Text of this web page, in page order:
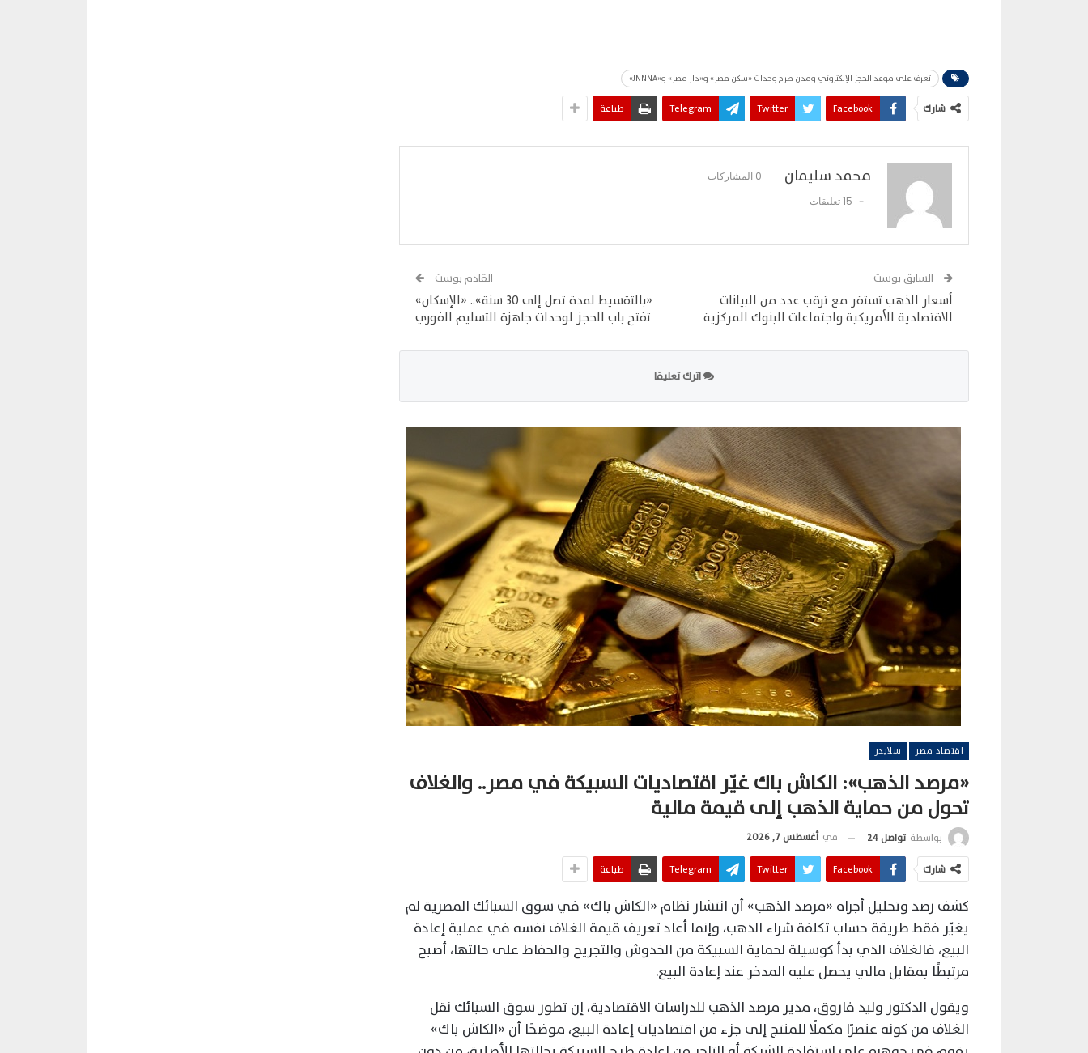
تعرف على موعد الحجز الإلكتروني ومدن طرح وحدات «سكن مصر» و«دار مصر» و«JNNNA»
شارك Facebook
Twitter
Telegram طباعة
محمد سليمان
0 المشاركات
15 تعليقات
السابق بوست
أسعار الذهب تستقر مع ترقب عدد من البيانات
الاقتصادية الأمريكية واجتماعات البنوك المركزية
القادم بوست
«بالتقسيط لمدة تصل إلى 30 سنة».. «الإسكان»
تفتح باب الحجز لوحدات جاهزة التسليم الفوري
اترك تعليقا
اقتصاد مصر سلايدر
«مرصد الذهب»: الكاش باك غيّر اقتصاديات السبيكة في مصر.. والغلاف
تحول من حماية الذهب إلى قيمة مالية
بواسطة تواصل 24 في أغسطس 7, 2026
شارك Facebook
Twitter
Telegram طباعة
كشف رصد وتحليل أجراه «مرصد الذهب» أن انتشار نظام «الكاش باك» في سوق السبائك المصرية لم
يغيّر فقط طريقة حساب تكلفة شراء الذهب، وإنما أعاد تعريف قيمة الغلاف نفسه في عملية إعادة
البيع، فالغلاف الذي بدأ كوسيلة لحماية السبيكة من الخدوش والتجريح والحفاظ على حالتها، أصبح
مرتبطًا بمقابل مالي يحصل عليه المدخر عند إعادة البيع.
ويقول الدكتور وليد فاروق، مدير مرصد الذهب للدراسات الاقتصادية، إن تطور سوق السبائك نقل
الغلاف من كونه عنصرًا مكملًا للمنتج إلى جزء من اقتصاديات إعادة البيع، موضحًا أن «الكاش باك»